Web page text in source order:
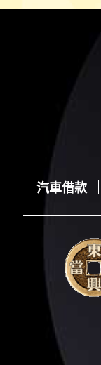
汽車借款